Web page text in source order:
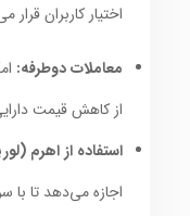
اختیار کاربران قرار
معاملات دوطرفه:
از کاهش قیمت
استفاده از اهرم
اجازه می‌دهد تا با